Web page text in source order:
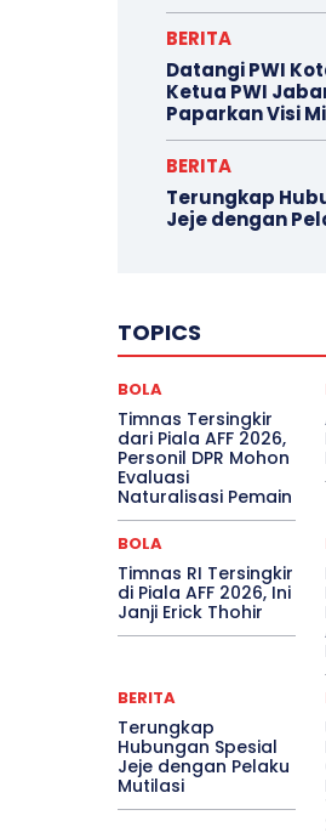
BERITA
Datangi PWI
Ketua PWI
Paparkan Visi
BERITA
Terungkap
Jeje dengan
TOPICS
BOLA
Timnas Tersingkir
dari Piala AFF 2026,
Personil DPR Mohon
Evaluasi
Naturalisasi Pemain
BOLA
Timnas RI Tersingkir
di Piala AFF 2026, Ini
Janji Erick Thohir
BERITA
Terungkap
Hubungan Spesial
Jeje dengan Pelaku
Mutilasi